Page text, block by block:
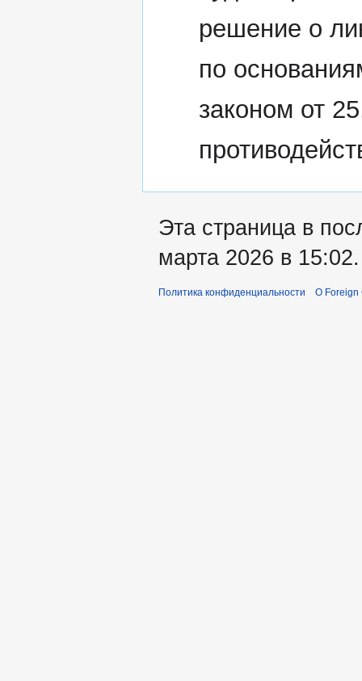
решение о
по
законом от
Эта страница в
марта 2026 в 15:02.
Политика конфиденциальности О Foreign